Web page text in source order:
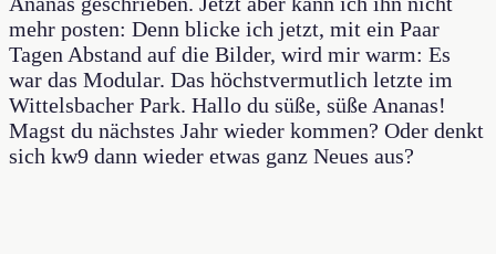
mehr posten: Denn blicke ich jetzt, mit ein Paar
Tagen Abstand auf die Bilder, wird mir warm: Es
war das Modular. Das höchstvermutlich letzte im
Wittelsbacher Park. Hallo du süße, süße Ananas!
Magst du nächstes Jahr wieder kommen? Oder denkt
sich kw9 dann wieder etwas ganz Neues aus?